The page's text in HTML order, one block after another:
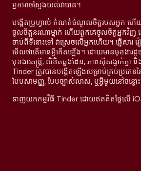
អ្នកអាចស្វែងយល់វាបាន។
បង្កើតប្រូហ្វាល់ កំណត់ចំណូលចិត្តរបស់អ្នក ហើយ
ចូលចិត្តនរណាម្នាក់ ហើយពួកគេចូលចិត្តអ្នកវិញ ន
ចាប់ពីទីនោះទៅ វាស្រេចលើអ្នកហើយ។ ផ្ញើសារ
មើលថាតើមានអ្វីកើតឡើង។ ដោយមានមុខងារ
មុខងារតន្រ្តី, លិខិតឆ្លងដែន, ភាពស៊ីសង្វាក់គ្នា និ
Tinder ត្រូវបានបង្កើតឡើងសម្រាប់គ្រប់ប្រភេទន
បែបសាមញ្ញ, បែបច្បាស់លាស់, ឬអ្វីមួយនៅចន្លោ
ទាញយកកម្មវិធី Tinder ដោយឥតគិតថ្លៃលើ